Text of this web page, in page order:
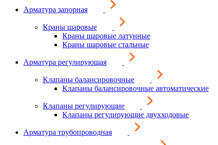
Арматура запорная
Краны шаровые
Краны шаровые латунные
Краны шаровые стальные
Арматура регулирующая
Клапаны балансировочные
Клапаны балансировочные автоматические
Клапаны регулирующие
Клапаны регулирующие двухходовые
Арматура трубопроводная